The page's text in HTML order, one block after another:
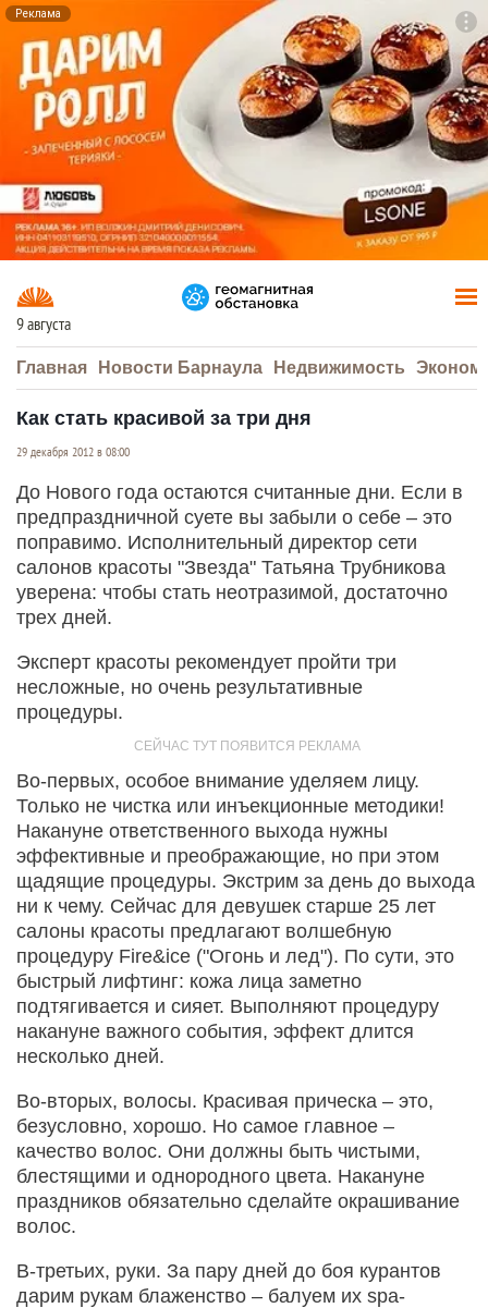
Реклама
9 августа
Главная Новости Барнаула Недвижимость
Как стать красивой за три дня
29 декабря 2012 в 08:00
До Нового года остаются считанные дни. Если в
предпраздничной суете вы забыли о себе – это
поправимо. Исполнительный директор сети
салонов красоты "Звезда" Татьяна Трубникова
уверена: чтобы стать неотразимой, достаточно
трех дней.
Эксперт красоты рекомендует пройти три
несложные, но очень результативные
процедуры.
Во-первых, особое внимание уделяем лицу.
Только не чистка или инъекционные методики!
Накануне ответственного выхода нужны
эффективные и преображающие, но при этом
щадящие процедуры. Экстрим за день до выхода
ни к чему. Сейчас для девушек старше 25 лет
салоны красоты предлагают волшебную
процедуру Fire&ice ("Огонь и лед"). По сути, это
быстрый лифтинг: кожа лица заметно
подтягивается и сияет. Выполняют процедуру
накануне важного события, эффект длится
несколько дней.
Во-вторых, волосы. Красивая прическа – это,
безусловно, хорошо. Но самое главное –
качество волос. Они должны быть чистыми,
блестящими и однородного цвета. Накануне
праздников обязательно сделайте окрашивание
волос.
В-третьих, руки. За пару дней до боя курантов
дарим рукам блаженство – балуем их spa-